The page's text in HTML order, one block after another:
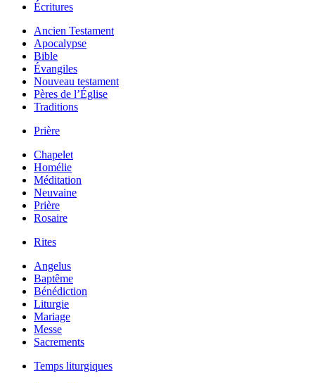
Écritures
Ancien Testament
Apocalypse
Bible
Évangiles
Nouveau testament
Pères de l’Église
Traditions
Prière
Chapelet
Homélie
Méditation
Neuvaine
Prière
Rosaire
Rites
Angelus
Baptême
Bénédiction
Liturgie
Mariage
Messe
Sacrements
Temps liturgiques